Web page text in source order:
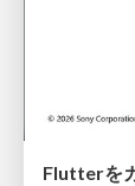
Flutterを